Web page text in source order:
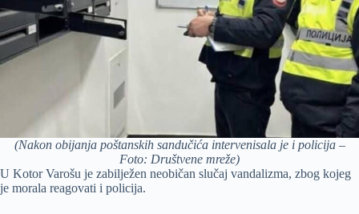
(Nakon obijanja poštanskih sandučića intervenisala je i policija –
Foto: Društvene mreže)
U Kotor Varošu je zabilježen neobičan slučaj vandalizma, zbog kojeg
je morala reagovati i policija.